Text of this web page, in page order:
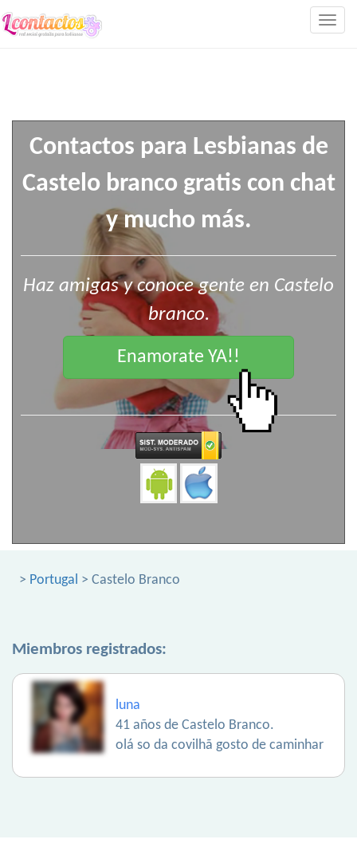
Contactos para Lesbianas de
Castelo branco gratis con chat
y mucho más.
Haz amigas y conoce gente en Castelo
branco.
Enamorate YA!!
> Portugal > Castelo Branco
Miembros registrados:
luna
41 años de Castelo Branco.
olá so da covilhã gosto de caminhar